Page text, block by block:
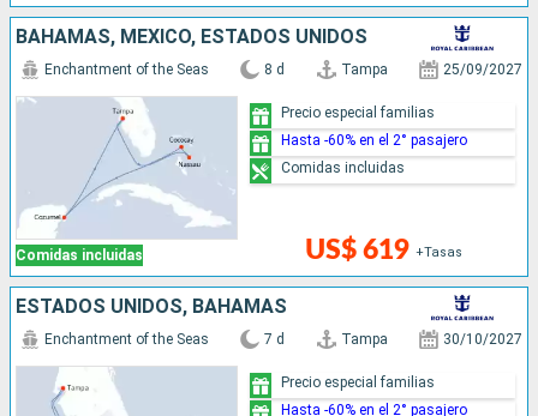
BAHAMAS, MÉXICO, ESTADOS UNIDOS
Comidas incluidas
Enchantment of the Seas 8 d Tampa 25/09/2027
US$ 619 +Tasas
Precio especial familias
Hasta -60% en el 2° pasajero
Comidas incluidas
ESTADOS UNIDOS, BAHAMAS
Enchantment of the Seas 7 d Tampa 30/10/2027
Precio especial familias
Hasta -60% en el 2° pasajero